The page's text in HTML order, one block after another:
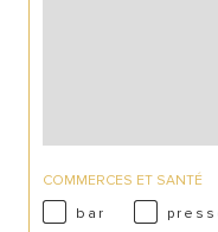
COMMERCES ET SANTÉ
bar